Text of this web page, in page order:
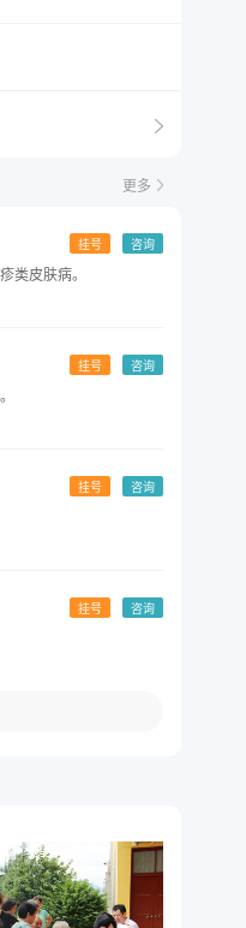
更多
咨询
挂号
类皮肤病。
咨询
挂号
咨询
挂号
咨询
挂号